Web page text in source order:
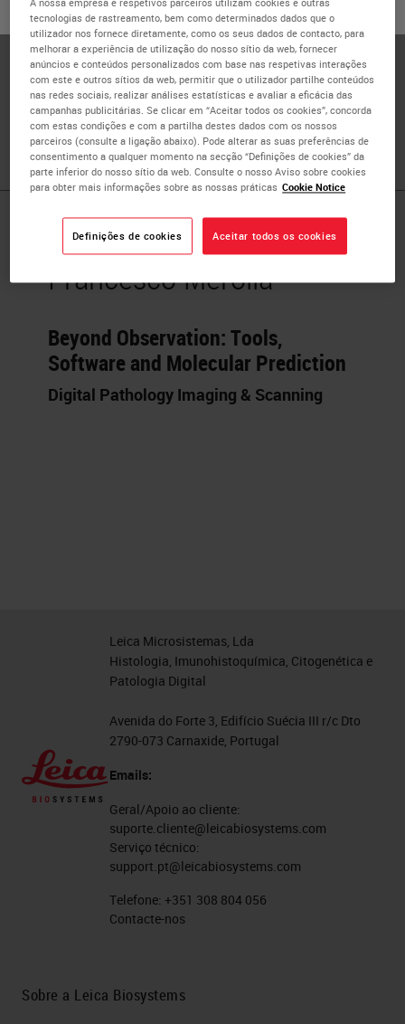
SIM ou Não
Dr. Merolla is an experienced Researcher at University
Molise, Campobasso, Italy. He has a demonstrated history
of working in the higher education sector, and skilled in
cancer research, molecular biology, cell culture, anatomic
pathology and cancer. Dr. Merolla is board certified in
Pathology and has authored approximately 70 articles.
Published Pieces by
Francesco Merolla
Beyond Observation: Tools,
Software and Molecular Prediction
Digital Pathology Imaging & Scanning
Leica Microsistemas, Lda
Histologia, Imunohistoquímica, Citogenética e
Patologia Digital
Avenida do Forte 3, Edifício Suécia III r/c Dto
2790-073 Carnaxide, Portugal
Emails:
Geral/Apoio ao cliente:
suporte.cliente@leicabiosystems.com
Serviço técnico:
support.pt@leicabiosystems.com
Telefone: +351 308 804 056
Contacte-nos
Sobre a Leica Biosystems
tecnologias de rastreamento, bem como determinados dados que o
utilizador nos fornece diretamente, como os seus dados de contacto, para
melhorar a experiência de utilização do nosso sítio da web, fornecer
anúncios e conteúdos personalizados com base nas respetivas interações
com este e outros sítios da web, permitir que o utilizador partilhe conteúdos
nas redes sociais, realizar análises estatísticas e avaliar a eficácia das
campanhas publicitárias. Se clicar em “Aceitar todos os cookies”, concorda
com estas condições e com a partilha destes dados com os nossos
parceiros (consulte a ligação abaixo). Pode alterar as suas preferências de
consentimento a qualquer momento na secção “Definições de cookies” da
parte inferior do nosso sítio da web. Consulte o nosso Aviso sobre cookies
para obter mais informações sobre as nossas práticas Cookie Notice
Definições de cookies Aceitar todos os cookies